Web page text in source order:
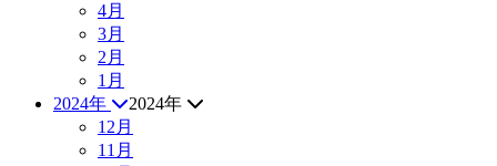
4月
3月
2月
1月
2024年
2024年
12月
11月